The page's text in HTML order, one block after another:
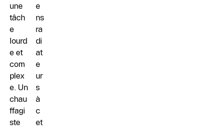
une
tâch
e
lourd
e et
com
plex
e. Un
chau
ffagi
ste
e
ns
ra
di
at
e
ur
s
à
c
et